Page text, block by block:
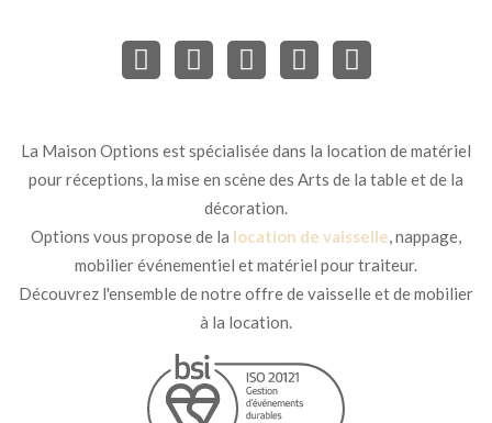
La Maison Options est spécialisée dans la location de matériel
pour réceptions, la mise en scène des Arts de la table et de la
décoration.
Options vous propose de la location de vaisselle, nappage,
mobilier événementiel et matériel pour traiteur.
Découvrez l'ensemble de notre offre de vaisselle et de mobilier
à la location.